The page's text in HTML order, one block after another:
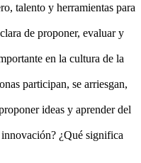
talento y herramientas para
de proponer, evaluar y
en la cultura de la
participan, se arriesgan,
ideas y aprender del
¿Qué significa